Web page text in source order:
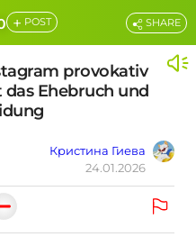
+ POST
provokativ
das Ehebruch und
Кристина Гиева
24.01.2026
SHARE